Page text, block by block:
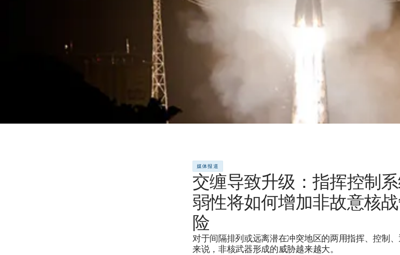
媒体报道
交缠导致升级：指挥控制
弱性将如何增加非故意核
险
对于间隔排列或远离潜在冲突地区的两用指挥、控制
来说，非核武器形成的威胁越来越大。